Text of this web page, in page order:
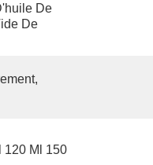
De
De
120 Ml 150